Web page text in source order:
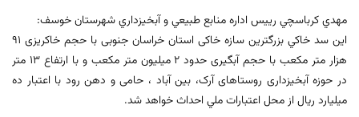
مهدي كرباسچي رييس اداره منابع طبيعي و آبخيزداري شهرستان خوسف:
اين سد خاكي بزرگترین سازه خاکی استان خراسان جنوبی با حجم خاکریزی ۹۱
هزار متر مکعب با حجم آبگیری حدود ۲ میلیون متر مکعب و با ارتفاع ۱۳ متر
در حوزه آبخیزداری روستاهای آرک، بین آباد ، حامی و دهن رود با اعتبار ده
میلیارد ریال از محل اعتبارات ملي احداث خواهد شد.